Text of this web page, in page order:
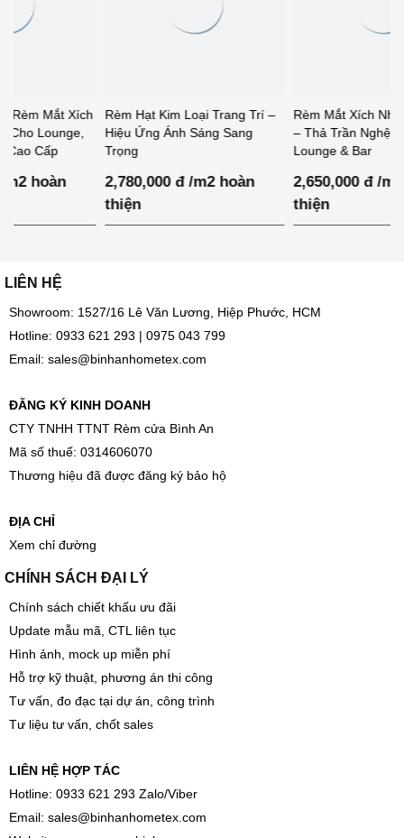
Rèm Hạt Kim Loại Trang Trí –
Hiệu Ứng Ánh Sáng Sang
2,780,000 đ /m2 hoàn
thiện
Rèm Mắt Xích Nhôm Trang Trí
– Thả Trần Nghệ Thuật Cho
Showroom: 1527/16 Lê Văn Lương, Hiệp Phước, HCM
Hotline:0933 621 293|0975 043 799
Email: sales@binhanhometex.com
CTY TNHH TTNT Rèm cửa Bình An
Mã số thuế: 0314606070
Thương hiệu đã được đăng ký bảo hộ
ĐỊA CHỈ
Xem chỉ đường
CHÍNH SÁCH ĐẠI LÝ
Chính sách chiết khấu ưu đãi
Update mẫu mã, CTL liên tục
Hỗ trợ kỹ thuật, phương án thi công
Tư vấn, đo đạc tại dự án, công trình
Tư liệu tư vấn, chốt sales